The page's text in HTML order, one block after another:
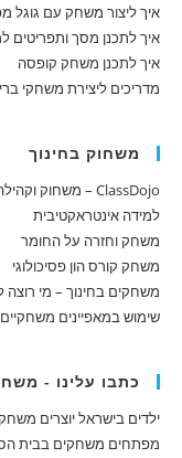
איך ליצור משחק עם גוגל
איך לתכנן מסך
איך לתכנן משחק קופסה
מדריכים ליצירת משחקי
משחוק בחינוך
ClassDojo – משחוק וקהילה לומדת משותפת
למידה אינטראקטיבית
משחק וחזרה על החומר
משחק קורס הון פסיכולוגי
משחקים בחינוך – מי רוצה
שימוש במאפיינים
כתבו עלינו -
ילדים בישראל יוצרים
מפתחים משחקים בבית